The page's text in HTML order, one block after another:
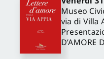
Museo
via di Villa
D’AMORE